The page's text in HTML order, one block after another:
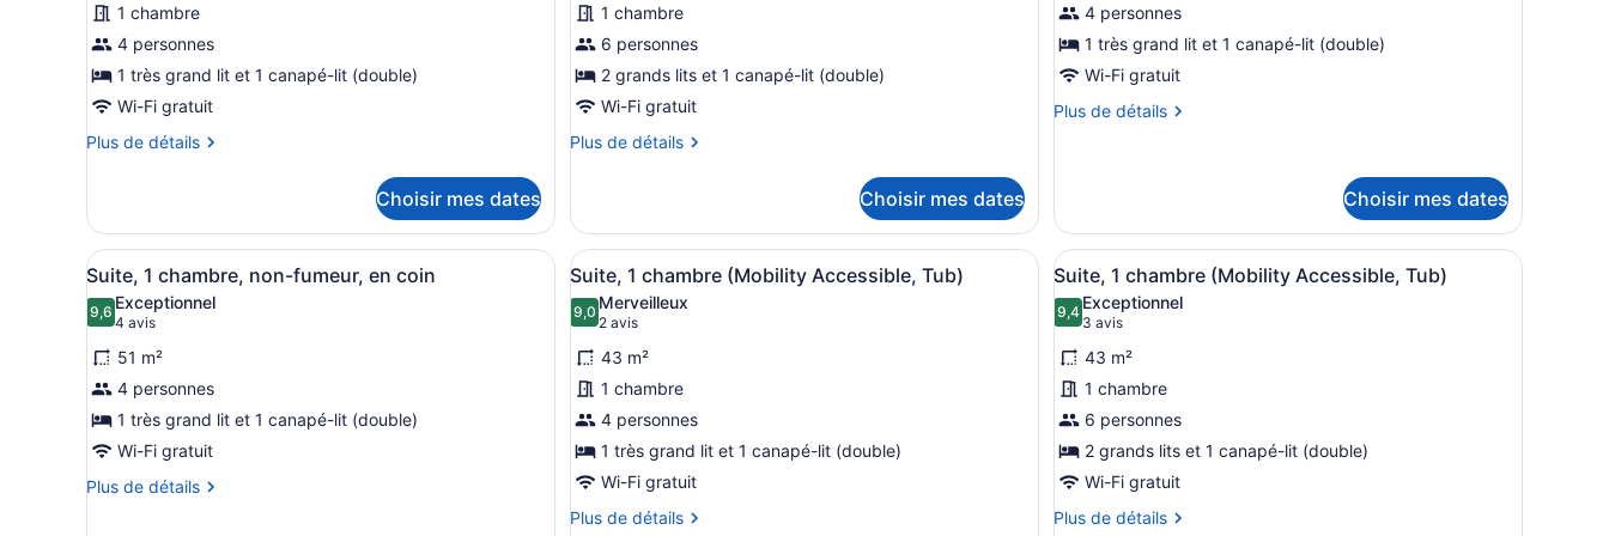
ce
type
de
chambre :
Suite,
1 chambre
4 personnes
1 très grand lit et 1 canapé-lit (double)
Wi-Fi gratuit
Plus de détails
Plus
Suite,
chambre
Choisir mes dates
ce
type
de
chambre :
Suite,
1 chambre
6 personnes
2 grands lits et 1 canapé-lit (double)
Wi-Fi gratuit
Plus de détails
Plus
Suite,
chambre
Choisir mes dates
ce
type
de
chambre :
grand
lit
et
1
canapé-
lit
4 personnes
1 très grand lit et 1 canapé-lit (double)
Wi-Fi gratuit
Plus de détails
Plus
1
très
grand
lit
et
1
canapé-
lit
Choisir mes dates
Afficher
toutes
les
photos
pour
ce
type
de
chambre :
Une cuisine moderne dotée de meubles en bois, d’appareils électroménagers en acier inoxydable, d’un lave-vaisselle et d’un coin repas avec une table et des chaises.
5
Suite, 1 chambre, non-fumeur, en coin
9,69,6 sur 10
Exceptionnel
4 avis
(4 avis)
51 m²
4 personnes
1 très grand lit et 1 canapé-lit (double)
Wi-Fi gratuit
Plus de détails
Plus
Afficher
toutes
les
photos
pour
ce
type
de
chambre :
Suite,
Une chambre d’hôtel équipée d’un canapé, d’un bureau, d’une télévision et d’un coin repas.
5
Suite, 1 chambre (Mobility Accessible, Tub)
9,09,0 sur 10
Merveilleux
2 avis
(2 avis)
43 m²
1 chambre
4 personnes
1 très grand lit et 1 canapé-lit (double)
Wi-Fi gratuit
Plus de détails
Plus
Afficher
toutes
les
photos
pour
ce
type
de
chambre :
Suite,
Une chambre d’hôtel avec deux lits,
5
Suite, 1 chambre (Mobility Accessible, Tub)
9,49,4 sur 10
Exceptionnel
3 avis
(3 avis)
43 m²
1 chambre
6 personnes
2 grands lits et 1 canapé-lit (double)
Wi-Fi gratuit
Plus de détails
Plus